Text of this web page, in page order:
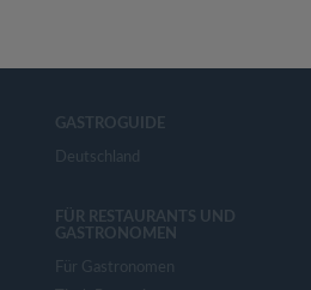
GASTROGUIDE
Deutschland
FÜR RESTAURANTS UND
GASTRONOMEN
Für Gastronomen